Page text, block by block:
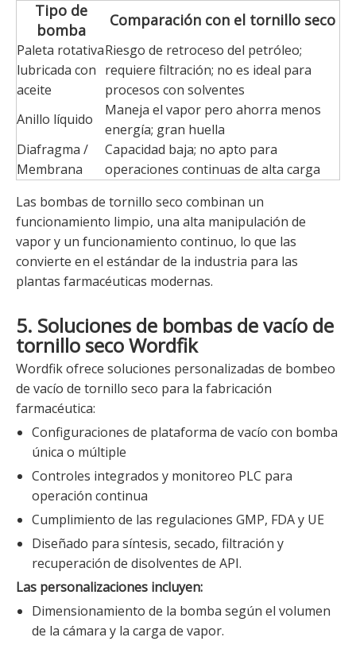
Tipo de
bomba
Comparación con el tornillo seco
Paleta rotativa
lubricada con
aceite
Riesgo de retroceso del petróleo;
requiere filtración; no es ideal para
procesos con solventes
Anillo líquido
Maneja el vapor pero ahorra menos
energía; gran huella
Diafragma /
Membrana
Capacidad baja; no apto para
operaciones continuas de alta carga
Las bombas de tornillo seco combinan un
funcionamiento limpio, una alta manipulación de
vapor y un funcionamiento continuo, lo que las
convierte en el estándar de la industria para las
plantas farmacéuticas modernas.
5. Soluciones de bombas de vacío de
tornillo seco Wordfik
Wordfik ofrece soluciones personalizadas de bombeo
de vacío de tornillo seco para la fabricación
farmacéutica:
Configuraciones de plataforma de vacío con bomba
única o múltiple
Controles integrados y monitoreo PLC para
operación continua
Cumplimiento de las regulaciones GMP, FDA y UE
Diseñado para síntesis, secado, filtración y
recuperación de disolventes de API.
Las personalizaciones incluyen:
Dimensionamiento de la bomba según el volumen
de la cámara y la carga de vapor.